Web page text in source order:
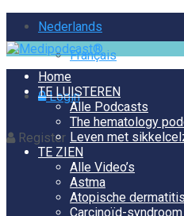
Nederlands
Français
Login
Register
Home
TE LUISTEREN
Alle Podcasts
The hematology
Leven met
TE ZIEN
Alle Video’s
Astma
Atopische dermatitis
Carcinoïd-syndroom